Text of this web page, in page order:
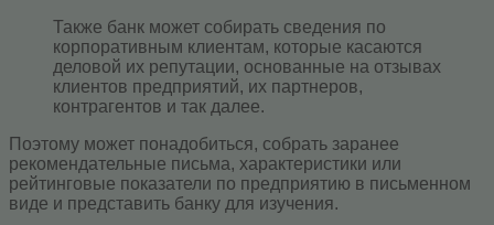
Также банк может собирать сведения по
корпоративным клиентам, которые касаются
деловой их репутации, основанные на отзывах
клиентов предприятий, их партнеров,
контрагентов и так далее.
Поэтому может понадобиться, собрать заранее
рекомендательные письма, характеристики или
рейтинговые показатели по предприятию в письменном
виде и представить банку для изучения.